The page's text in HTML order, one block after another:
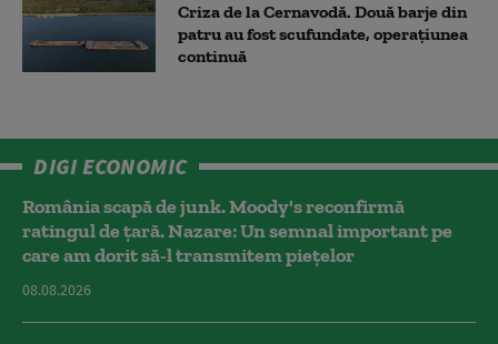
Criza de la Cernavodă. Două barje din
patru au fost scufundate, operațiunea
continuă
DIGI ECONOMIC
România scapă de junk. Moody's reconfirmă
ratingul de țară. Nazare: Un semnal important pe
care am dorit să-l transmitem piețelor
08.08.2026